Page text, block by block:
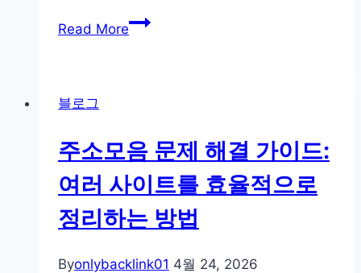
한
프
터
분
석
Read More주
트
사
용
시
한
블로그
주소모음 문제 해결 가이드:
여러 사이트를 효율적으로
정리하는 방법
Byonlybacklink01 4월 24, 2026